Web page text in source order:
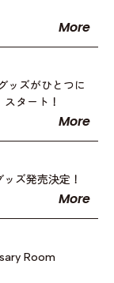
More
ッズがひとつに
タート！
More
ズ発売決定！
More
Room